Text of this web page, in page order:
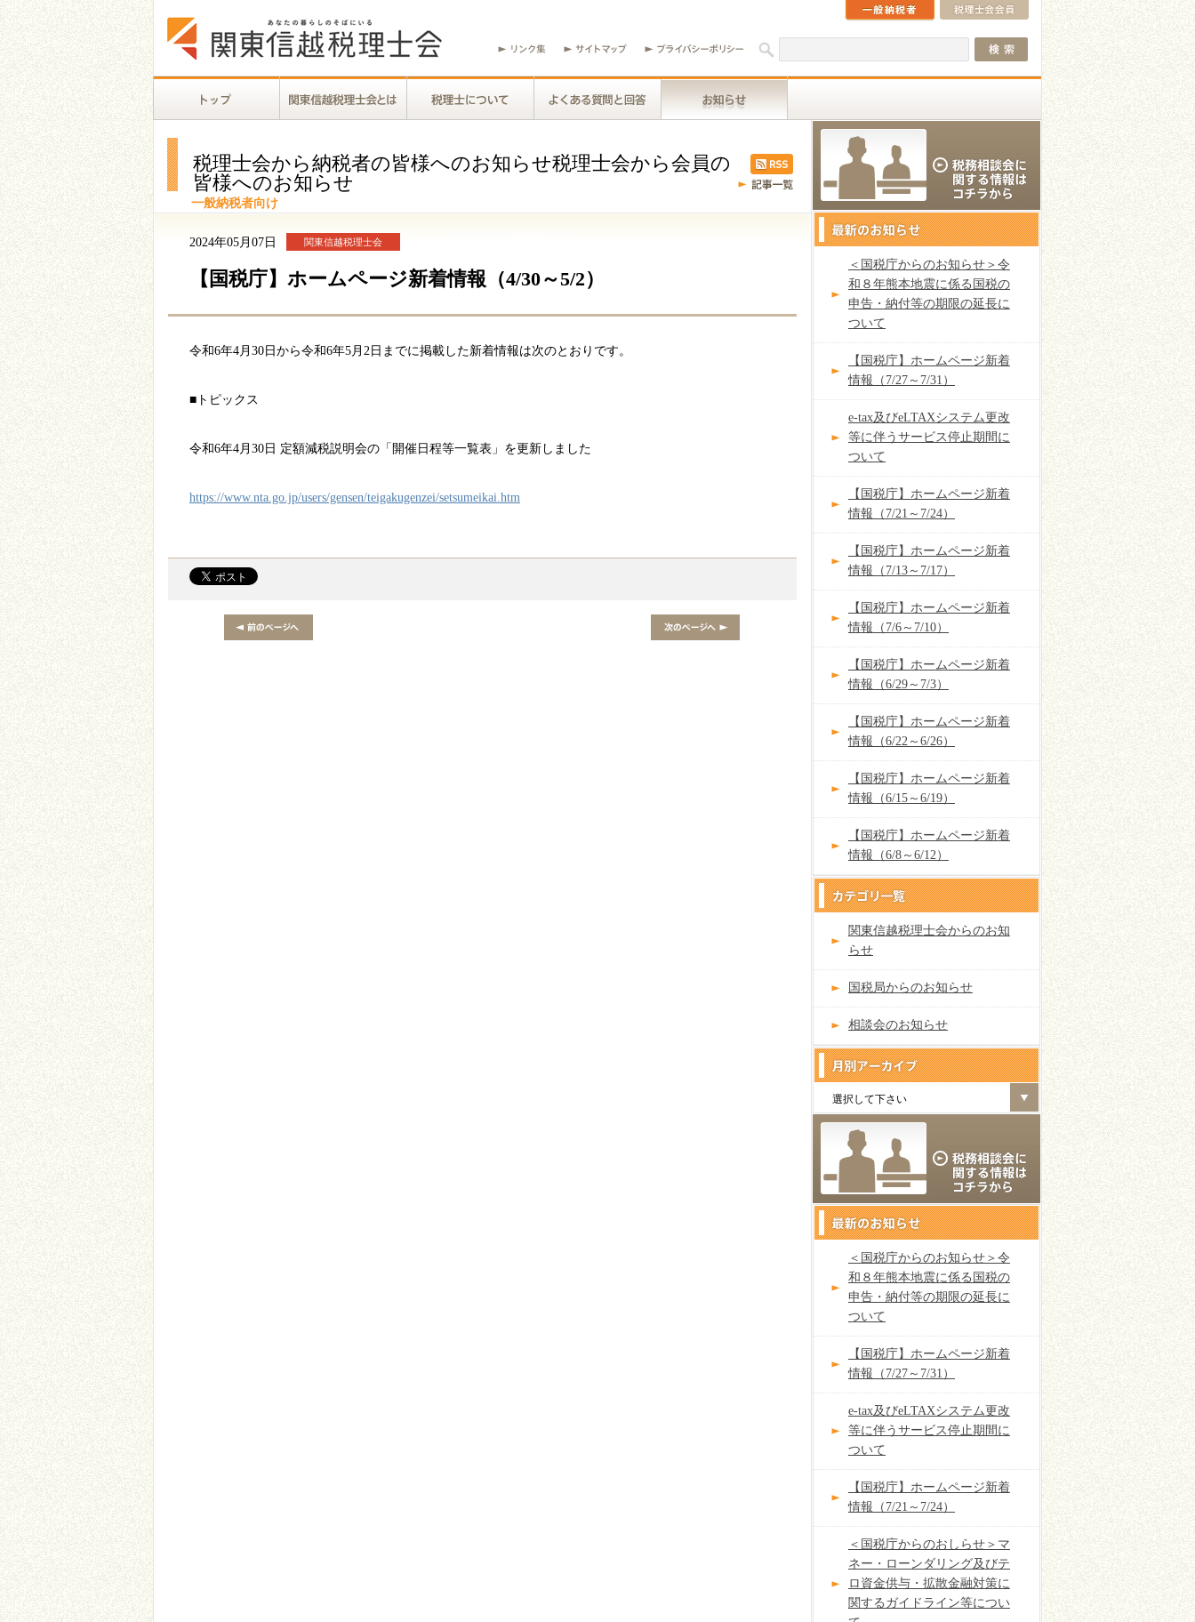
税理士会から納税者の皆様へのお知らせ税理士会から会員の
皆様へのお知らせ
一般納税者向け
2024年05月07日 関東信越税理士会
【国税庁】ホームページ新着情報（4/30～5/2）
令和6年4月 30 日から令和6年5月 2 日までに掲載した新着情報は次のとおりです。
■トピックス
令和6年4月 30 日 定額減税説明会の「開催日程等一覧表」を更新しました
https://www.nta.go.jp/users/gensen/teigakugenzei/setsumeikai.htm
＜国税庁からのお知らせ＞令
和８年熊本地震に係る国税の
申告・納付等の期限の延長に
ついて
【国税庁】ホームページ新着
情報（7/27～7/31）
e-tax及びeLTAXシステム更改
等に伴うサービス停止期間に
ついて
【国税庁】ホームページ新着
情報（7/21～7/24）
【国税庁】ホームページ新着
情報（7/13～7/17）
【国税庁】ホームページ新着
情報（7/6～7/10）
【国税庁】ホームページ新着
情報（6/29～7/3）
【国税庁】ホームページ新着
情報（6/22～6/26）
【国税庁】ホームページ新着
情報（6/15～6/19）
【国税庁】ホームページ新着
情報（6/8～6/12）
関東信越税理士会からのお知
らせ
国税局からのお知らせ
相談会のお知らせ
選択して下さい
＜国税庁からのお知らせ＞令
和８年熊本地震に係る国税の
申告・納付等の期限の延長に
ついて
【国税庁】ホームページ新着
情報（7/27～7/31）
e-tax及びeLTAXシステム更改
等に伴うサービス停止期間に
ついて
【国税庁】ホームページ新着
情報（7/21～7/24）
＜国税庁からのおしらせ＞マ
ネー・ローンダリング及びテ
ロ資金供与・拡散金融対策に
関するガイドライン等につい